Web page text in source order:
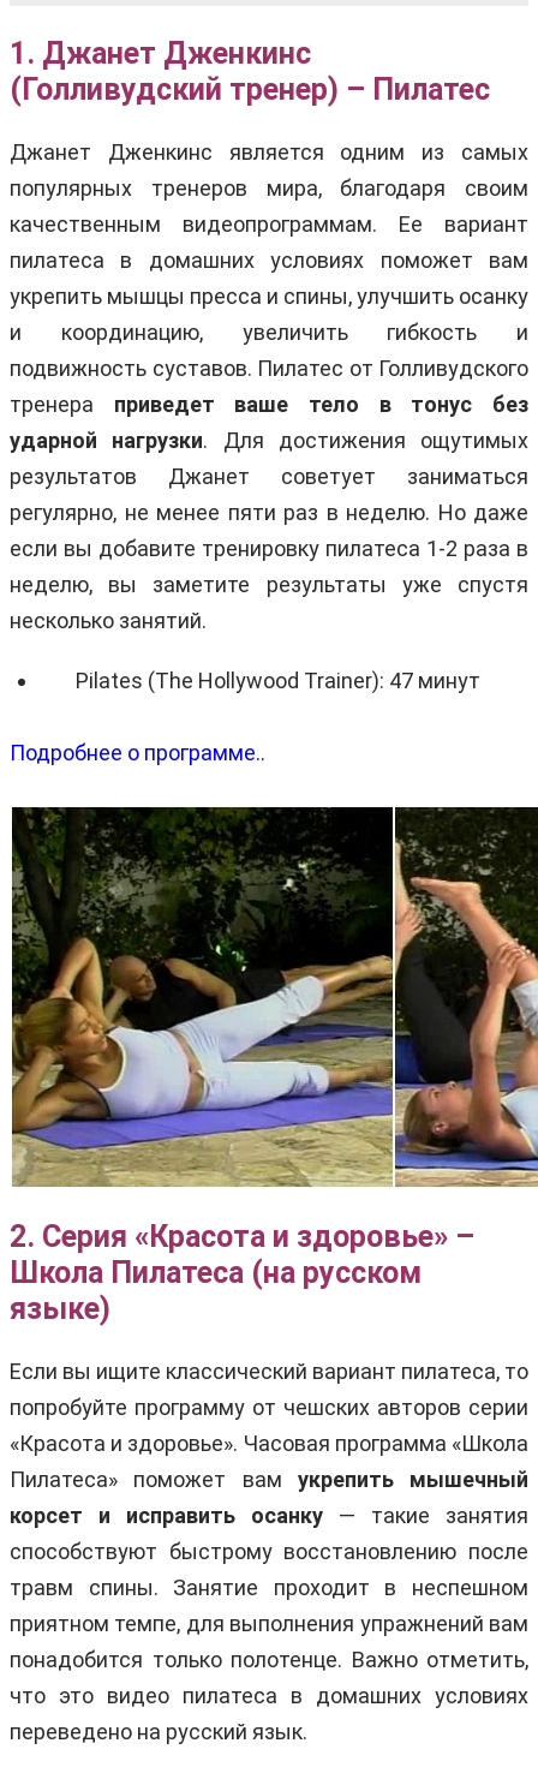
1. Джанет Дженкинс
(Голливудский тренер) ­– Пилатес
Джанет Дженкинс является одним из самых
популярных тренеров мира, благодаря своим
качественным видеопрограммам. Ее вариант
пилатеса в домашних условиях поможет вам
укрепить мышцы пресса и спины, улучшить осанку
и координацию, увеличить гибкость и
подвижность суставов. Пилатес от Голливудского
тренера приведет ваше тело в тонус без
ударной нагрузки. Для достижения ощутимых
результатов Джанет советует заниматься
регулярно, не менее пяти раз в неделю. Но даже
если вы добавите тренировку пилатеса 1-2 раза в
неделю, вы заметите результаты уже спустя
несколько занятий.
Pilates (The Hollywood Trainer): 47 минут
Подробнее о программе..
2. Серия «Красота и здоровье» –
Школа Пилатеса (на русском
языке)
Если вы ищите классический вариант пилатеса, то
попробуйте программу от чешских авторов серии
«Красота и здоровье». Часовая программа «Школа
Пилатеса» поможет вам укрепить мышечный
корсет и исправить осанку — такие занятия
способствуют быстрому восстановлению после
травм спины. Занятие проходит в неспешном
приятном темпе, для выполнения упражнений вам
понадобится только полотенце. Важно отметить,
что это видео пилатеса в домашних условиях
переведено на русский язык.